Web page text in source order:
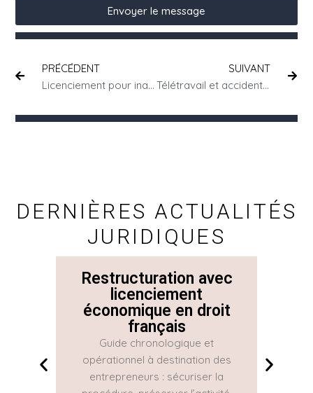
Envoyer le message
PRÉCÉDENT
Licenciement pour inaptitude : étapes à respecter pour éviter une requalification abusive
SUIVANT
Télétravail et accident du travail : quelles responsabilités pour l’entreprise ?
DERNIÈRES ACTUALITÉS
JURIDIQUES
Restructuration avec
licenciement
économique en droit
français
Guide chronologique et
opérationnel à destination des
entrepreneurs : sécuriser la